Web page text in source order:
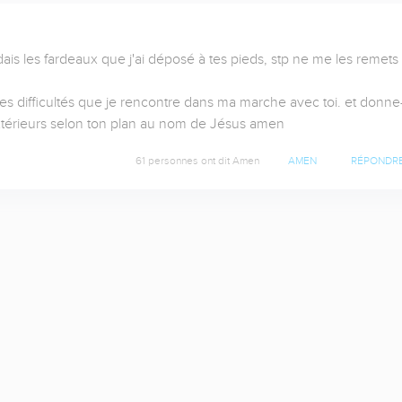
les fardeaux que j'ai déposé à tes pieds, stp ne me les remets
difficultés que je rencontre dans ma marche avec toi. et
selon ton plan au nom de Jésus amen
61 personnes ont dit Amen AMEN